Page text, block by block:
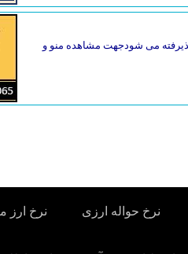
می شودجهت مشاهده منو و
نرخ حواله ارزی نرخ ارز